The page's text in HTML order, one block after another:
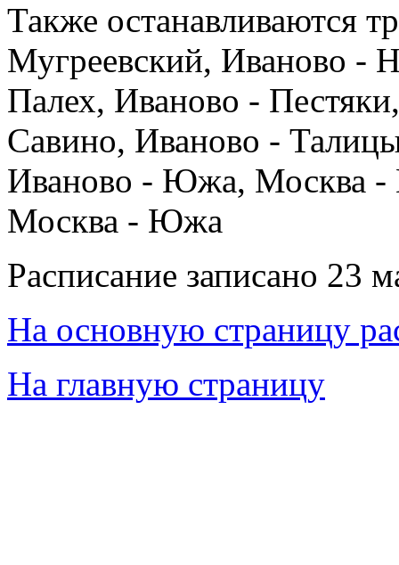
Также останавливаются
Мугреевский, Иваново -
Палех, Иваново -
Савино, Иваново -
Иваново - Южа, Москва -
Москва - Южа
Расписание записано 23
На основную страницу
На главную страницу